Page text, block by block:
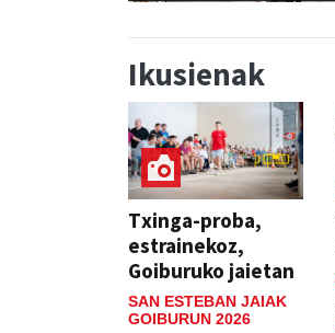
Ikusienak
Txinga-proba,
estrainekoz,
Goiburuko jaietan
SAN ESTEBAN JAIAK
GOIBURUN 2026